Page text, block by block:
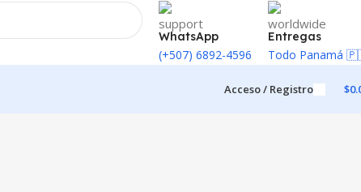
WhatsApp
(+507) 6892-4596
Entregas
Todo Panamá
Acceso / Registro $